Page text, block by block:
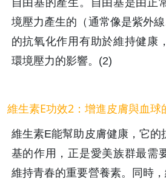
境壓力產生的（通常像是紫外
的抗氧化作用有助於維持健康
環境壓力的影響。(2)
維生素E功效2：增進皮膚與血球
維生素E能幫助皮膚健康，它的
基的作用，正是愛美族群最需
維持青春的重要營養素。同時